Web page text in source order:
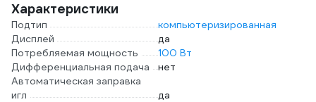
Характеристики
Подтип
компьютеризированная
Дисплей
да
Потребляемая мощность
100 Вт
Дифференциальная подача
нет
Автоматическая заправка
игл
да